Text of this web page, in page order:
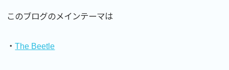
このブログのメインテーマは
・The Beetle